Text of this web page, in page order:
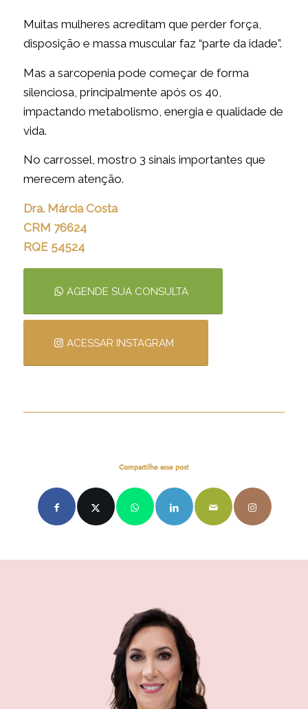
Muitas mulheres acreditam que perder força,
disposição e massa muscular faz “parte da idade”.
Mas a sarcopenia pode começar de forma
silenciosa, principalmente após os 40,
impactando metabolismo, energia e qualidade de
vida.
No carrossel, mostro 3 sinais importantes que
merecem atenção.
Dra. Márcia Costa
CRM 76624
RQE 54524
AGENDE SUA CONSULTA
ACESSAR INSTAGRAM
Compartilhe esse post